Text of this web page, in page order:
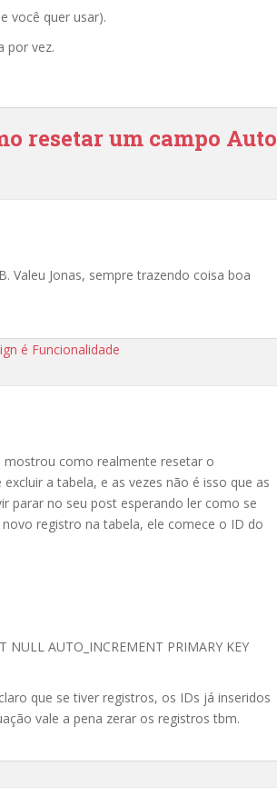
você quer usar).
por vez.
resetar um campo Auto
Valeu Jonas, sempre trazendo coisa boa
é Funcionalidade
mostrou como realmente resetar o
a tabela, e as vezes não é isso que as
parar no seu post esperando ler como se
registro na tabela, ele comece o ID do
AUTO_INCREMENT PRIMARY KEY
que se tiver registros, os IDs já inseridos
vale a pena zerar os registros tbm.